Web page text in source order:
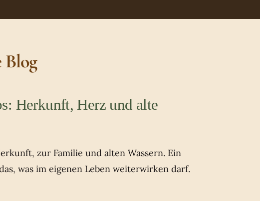
Blog
Herkunft, Herz und alte
zur Familie und alten Wassern. Ein
was im eigenen Leben weiterwirken darf.